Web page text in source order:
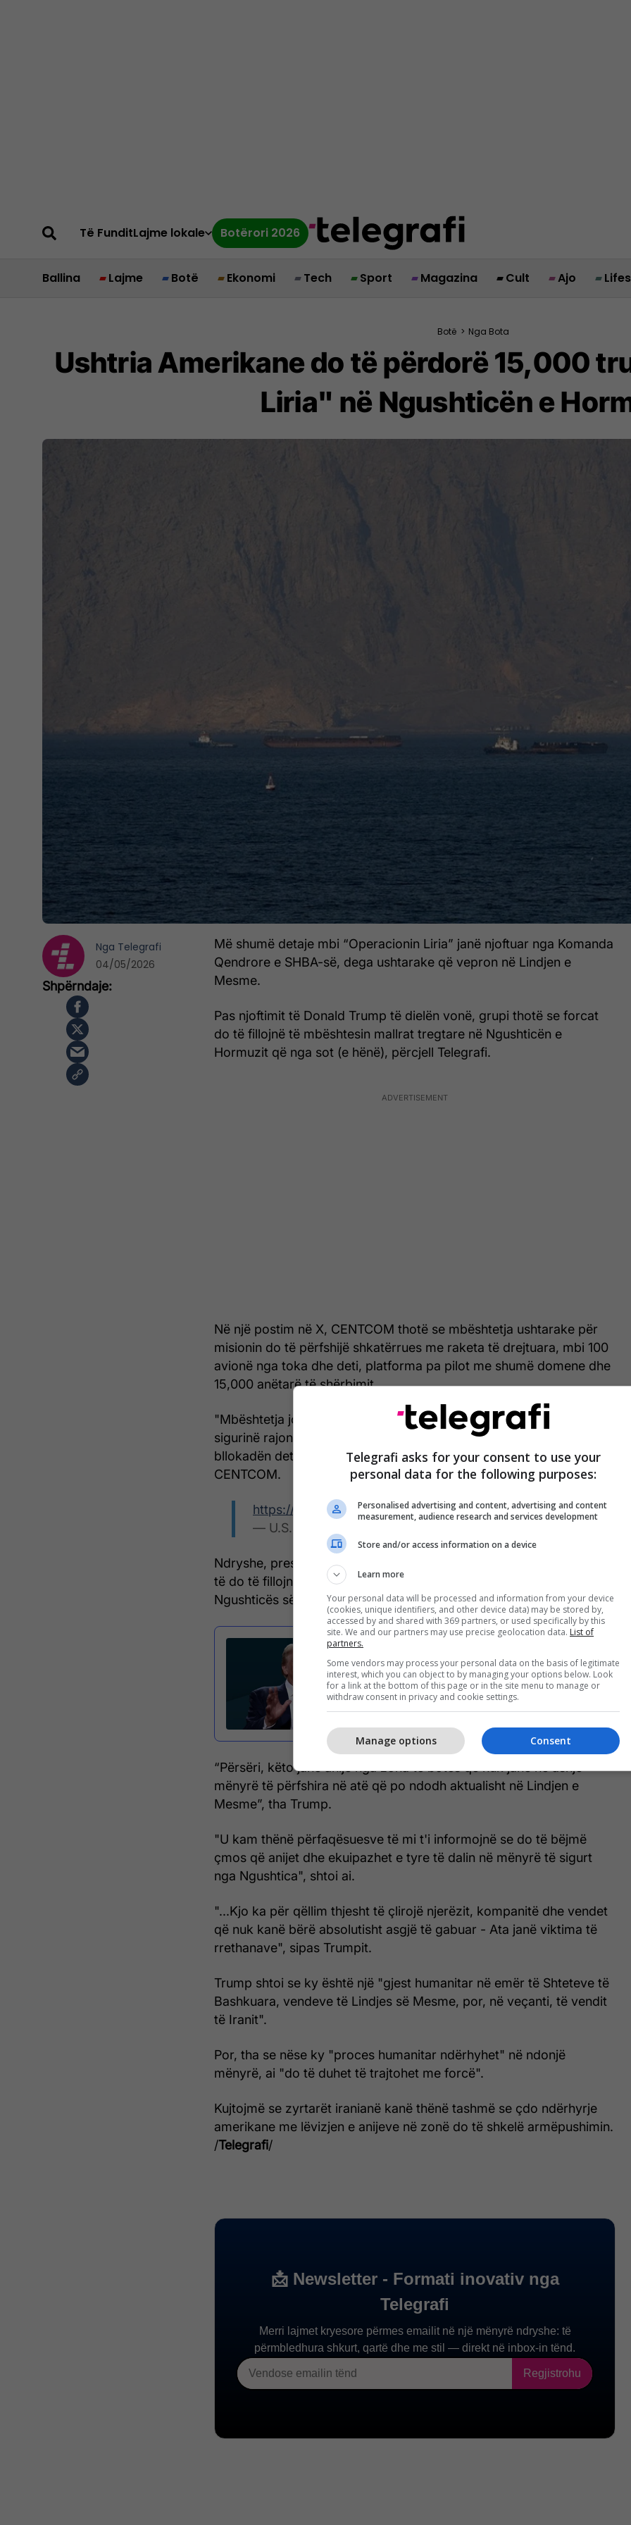
Të FunditLajme lokale Botërori 2026
Ballina Lajme Botë Ekonomi Tech Sport Magazina Cult Ajo
Botë > Nga Bota
Ushtria Amerikane do të përdorë 15,000
Liria" në Ngushticën e
Më shumë detaje mbi “Operacionin Liria” janë njoftuar nga Komanda
Qendrore e SHBA-së, dega ushtarake që vepron në Lindjen e
Mesme.
Pas njoftimit të Donald Trump të dielën vonë, grupi thotë se forcat
do të fillojnë të mbështesin mallrat tregtare në Ngushticën e
Hormuzit që nga sot (e hënë), përcjell Telegrafi.
Në një postim në X, CENTCOM thotë se mbështetja ushtarake për
misionin do të përfshijë shkatërrues me raketa të drejtuara, mbi 100
avionë nga toka dhe deti, platforma pa pilot me shumë domene dhe
15,000 anëtarë të shërbimit.
"Mbështetja jonë për këtë mision mbrojtës është thelbësore për
sigurinë rajonale dhe ekonominë globale, pasi ne gjithashtu ruajmë
bllokadën detare", ka thënë Admirali Brad Cooper, komandant i
CENTCOM.
https://t.co/6kFYBTZn8d
— U.S. Central Command (@CENTCOM)
Ndryshe, presidenti amerikan Donald Trump ka premtuar se SHBA-
të do të fillojnë të udhëzojnë anijet "në mënyrë të sigurt" jashtë
Ngushticës së Hormuzit të hënën në mëngjes.
Trump: Të hënën nis "Operacioni Liria" në
Ngushticën e Hormuzit
“Përsëri, këto janë anije nga zona të botës që nuk janë në asnjë
mënyrë të përfshira në atë që po ndodh aktualisht në Lindjen e
Mesme”, tha Trump.
"U kam thënë përfaqësuesve të mi t'i informojnë se do të bëjmë
çmos që anijet dhe ekuipazhet e tyre të dalin në mënyrë të sigurt
nga Ngushtica", shtoi ai.
"...Kjo ka për qëllim thjesht të çlirojë njerëzit, kompanitë dhe vendet
që nuk kanë bërë absolutisht asgjë të gabuar - Ata janë viktima të
rrethanave", sipas Trumpit.
Trump shtoi se ky është një "gjest humanitar në emër të Shteteve të
Bashkuara, vendeve të Lindjes së Mesme, por, në veçanti, të vendit
të Iranit".
Por, tha se nëse ky "proces humanitar ndërhyhet" në ndonjë
mënyrë, ai "do të duhet të trajtohet me forcë".
Kujtojmë se zyrtarët iranianë kanë thënë tashmë se çdo ndërhyrje
amerikane me lëvizjen e anijeve në zonë do të shkelë armëpushimin.
/Telegrafi/
Nga Telegrafi
04/05/2026
Telegrafi asks for your consent to use your
personal data for the following purposes:
Personalised advertising and content, advertising and content
measurement, audience research and services development
Store and/or access information on a device
Learn more
Your personal data will be processed and information from your device
(cookies, unique identifiers, and other device data) may be stored by,
accessed by and shared with 369 partners, or used specifically by this
site. We and our partners may use precise geolocation data. List of
partners.
Some vendors may process your personal data on the basis of legitimate
interest, which you can object to by managing your options below. Look
for a link at the bottom of this page or in the site menu to manage or
withdraw consent in privacy and cookie settings.
Consent
Manage options